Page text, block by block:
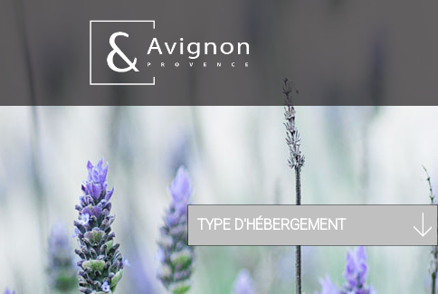
TYPE D'HÉBERGEMENT